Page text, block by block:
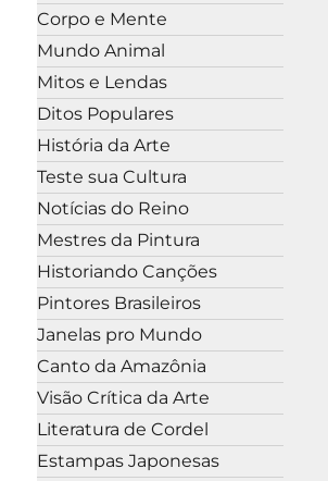
Corpo e Mente
Mundo Animal
Mitos e Lendas
Ditos Populares
História da Arte
Teste sua Cultura
Notícias do Reino
Mestres da Pintura
Historiando Canções
Pintores Brasileiros
Janelas pro Mundo
Canto da Amazônia
Visão Crítica da Arte
Literatura de Cordel
Estampas Japonesas